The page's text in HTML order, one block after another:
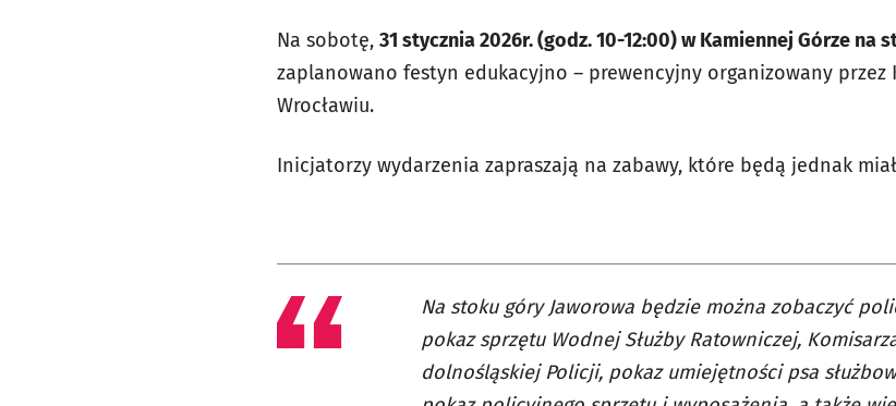
Na sobotę, 31 stycznia 2026r. (godz. 10-12:00) w Kamiennej Górze na
zaplanowano festyn edukacyjno – prewencyjny organizowany przez
Wrocławiu.
Inicjatorzy wydarzenia zapraszają na zabawy, które będą jednak
Na stoku góry Jaworowa będzie można zobaczyć
pokaz sprzętu Wodnej Służby Ratowniczej,
dolnośląskiej Policji, pokaz umiejętności psa